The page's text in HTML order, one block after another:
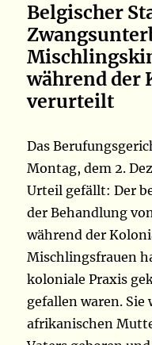
Belgischer
während der
verurteilt
Das
Montag, dem 2.
Urteil gefällt: Der
der Behandlung
während der
Mischlingsfrauen
koloniale Praxis
gefallen waren.
afrikanischen